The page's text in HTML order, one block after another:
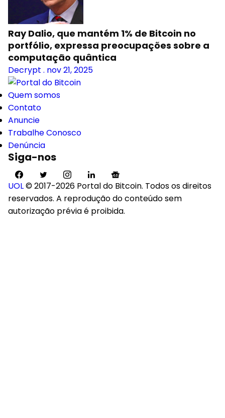
Ray Dalio, que mantém 1% de Bitcoin no
portfólio, expressa preocupações sobre a
computação quântica
Decrypt . nov 21, 2025
Quem somos
Contato
Anuncie
Trabalhe Conosco
Denúncia
Siga-nos
UOL© 2017-2026 Portal do Bitcoin. Todos os direitos
reservados. A reprodução do conteúdo sem
autorização prévia é proibida.